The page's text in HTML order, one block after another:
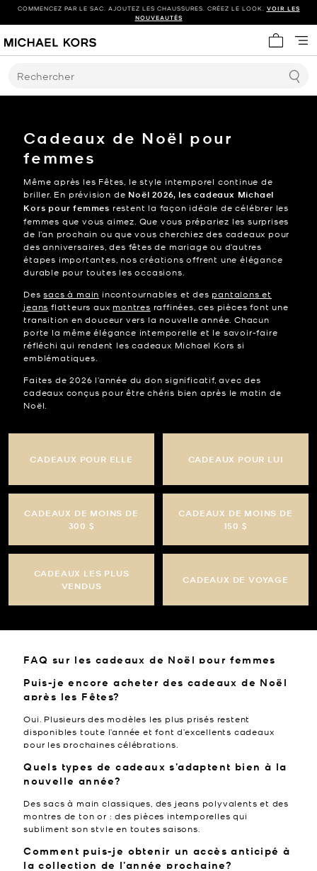
COMMENCEZ PAR LE SAC. AJOUTEZ LES CHAUSSURES. CRÉEZ LE LOOK. VOIR LES
NOUVEAUTÉS
Mon
Rechercher
Cadeaux de Noël pour
femmes
Même après les Fêtes, le style intemporel continue de
briller. En prévision de Noël 2026, les cadeaux Michael
Kors pour femmes restent la façon idéale de célébrer les
femmes que vous aimez. Que vous prépariez les surprises
de l’an prochain ou que vous cherchiez des cadeaux pour
des anniversaires, des fêtes de mariage ou d’autres
étapes importantes, nos créations offrent une élégance
durable pour toutes les occasions.
Dessacs à main incontournables et des pantalons et
jeans flatteurs aux montres raffinées, ces pièces font une
transition en douceur vers la nouvelle année. Chacun
porte la même élégance intemporelle et le savoir-faire
réfléchi qui rendent les cadeaux Michael Kors si
emblématiques.
Faites de 2026 l’année du don significatif, avec des
cadeaux conçus pour être chéris bien après le matin de
Noël.
CADEAUX POUR ELLE CADEAUX POUR LUI
CADEAUX DE MOINS DE
300 $
CADEAUX DE MOINS DE
150 $
CADEAUX LES PLUS
VENDUS
CADEAUX DE VOYAGE
FAQ sur les cadeaux de Noël pour femmes
Puis-je encore acheter des cadeaux de Noël
après les Fêtes?
Oui. Plusieurs des modèles les plus prisés restent
disponibles toute l’année et font d’excellents cadeaux
pour les prochaines célébrations.
Quels types de cadeaux s’adaptent bien à la
nouvelle année?
Des sacs à main classiques, des jeans polyvalents et des
montres de ton or : des pièces intemporelles qui
subliment son style en toutes saisons.
Comment puis‑je obtenir un accès anticipé à
la collection de l’année prochaine?